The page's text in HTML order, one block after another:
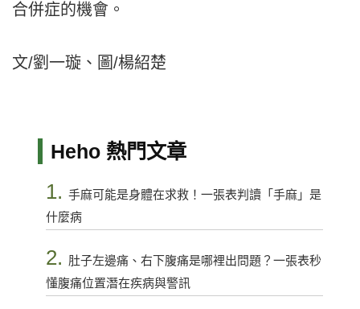
合併症的機會。
文/劉一璇、圖/楊紹楚
Heho 熱門文章
1. 手麻可能是身體在求救！一張表判讀「手麻」是
什麼病
2. 肚子左邊痛、右下腹痛是哪裡出問題？一張表秒
懂腹痛位置潛在疾病與警訊